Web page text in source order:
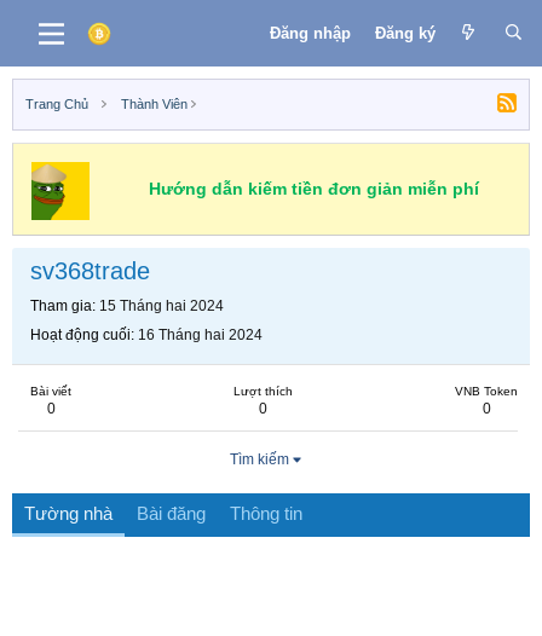
Đăng nhập Đăng ký
Trang Chủ Thành Viên
Hướng dẫn kiếm tiền đơn giản miễn phí
sv368trade
Tham gia 15 Tháng hai 2024
Hoạt động cuối 16 Tháng hai 2024
Bài viết
0
Lượt thích
0
VNB Token
0
Tìm kiếm
Tường nhà Bài đăng Thông tin